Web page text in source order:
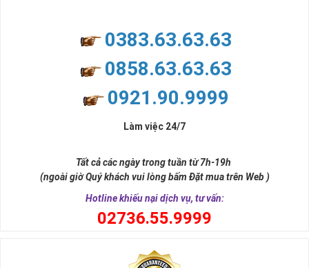
0383.63.63.63
0858.63.63.63
0921.90.9999
Làm việc 24/7
Tất cả các ngày trong tuần từ 7h-19h
(ngoài giờ Quý khách vui lòng bấm Đặt mua trên Web )
Hotline khiếu nại dịch vụ, tư vấn:
02736.55.9999